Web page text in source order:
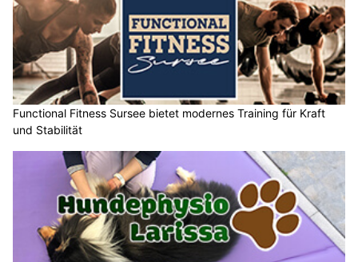
Functional Fitness Sursee bietet modernes Training für Kraft
und Stabilität